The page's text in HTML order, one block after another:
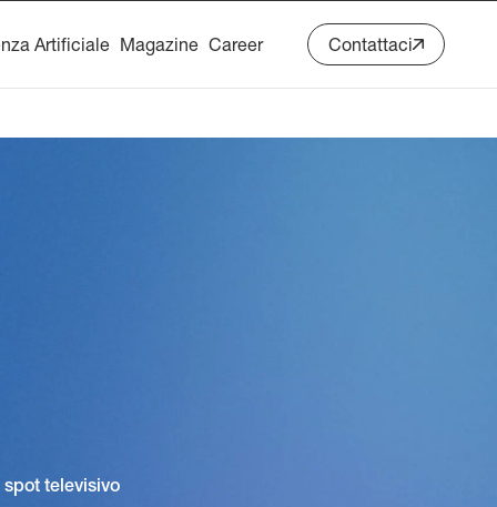
Artificiale Magazine Career Contattaci
televisivo